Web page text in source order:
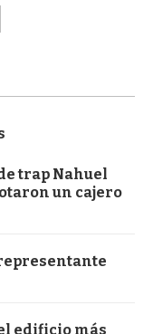
trap Nahuel
un cajero
edificio más